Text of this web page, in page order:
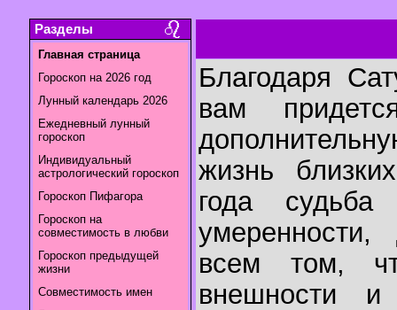
Разделы
Главная страница
Гороскоп на 2026 год
Лунный календарь 2026
Ежедневный лунный
гороскоп
Индивидуальный
астрологический гороскоп
Гороскоп Пифагора
Гороскоп на
совместимость в любви
Гороскоп предыдущей
жизни
Совместимость имен
Благодаря
вам
жизнь
года
всем том,
внешности